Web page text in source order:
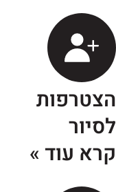
עוד »